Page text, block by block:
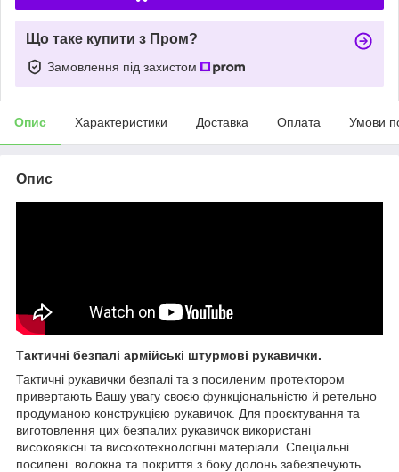
Що таке купити з Пром?
Замовлення під захистом
Опис Характеристики Доставка Оплата Умови
Опис
Тактичні безпалі армійські штурмові рукавички.
Тактичні рукавички безпалі та з посиленим протектором
привертають Вашу увагу своєю функціональністю й ретельно
продуманою конструкцією рукавичок. Для проєктування та
виготовлення цих безпалих рукавичок використані
високоякісні та високотехнологічні матеріали. Спеціальні
посилені волокна та покриття з боку долонь забезпечують